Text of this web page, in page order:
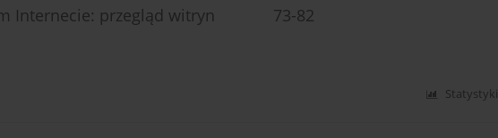
Internecie: przegląd witryn 73-82
Statystyki